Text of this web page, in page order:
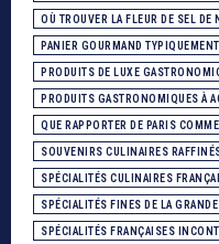
OÙ TROUVER LA FLEUR DE SEL DE
PANIER GOURMAND
PRODUITS DE LUXE
PRODUITS GASTRONOMIQUES À
QUE RAPPORTER DE PARIS
SOUVENIRS CULINAIRES
SPÉCIALITÉS CULINAIRES
SPÉCIALITÉS FINES DE LA
SPÉCIALITÉS FRANÇAISES